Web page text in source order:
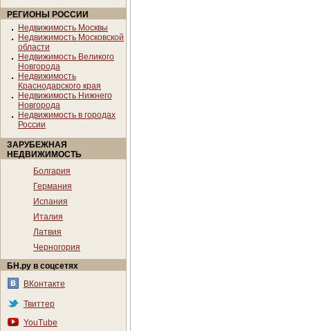
РЕГИОНЫ РОССИИ
Недвижимость Москвы
Недвижимость Московской
области
Недвижимость Великого
Новгорода
Недвижимость
Краснодарского края
Недвижимость Нижнего
Новгорода
Недвижимость в городах
России
ЗАРУБЕЖНАЯ
НЕДВИЖИМОСТЬ
Болгария
Германия
Испания
Италия
Латвия
Черногория
БН.ру в соцсетях
ВКонтакте
Твиттер
YouTube